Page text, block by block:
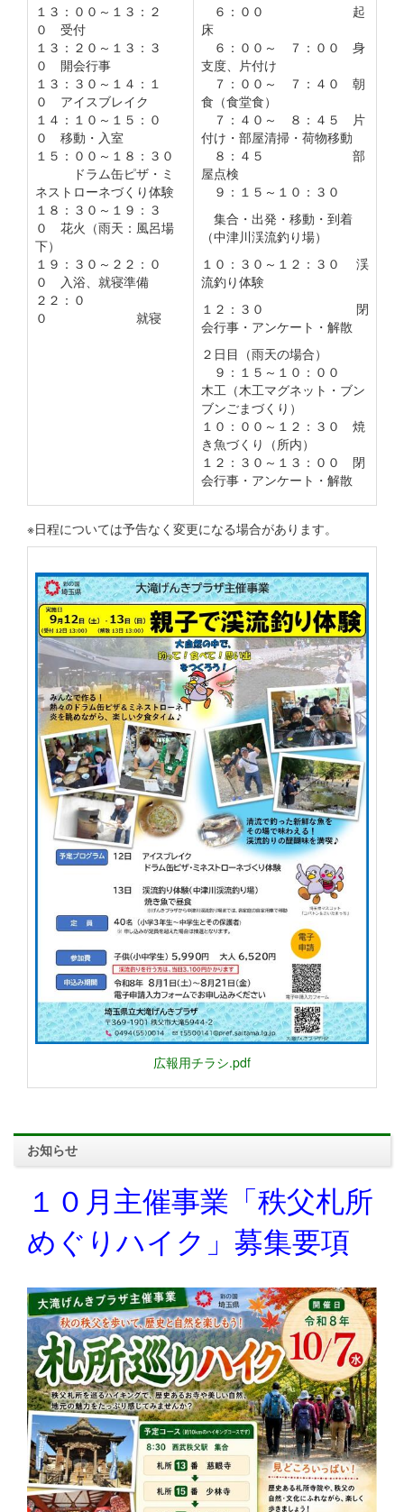
１３：００～１３：２
０ 受付
１３：２０～１３：３
０ 開会行事
１３：３０～１４：１
０ アイスブレイク
１４：１０～１５：０
０ 移動・入室
１５：００～１８：３０
ドラム缶ピザ・ミ
ネストローネづくり体験
１８：３０～１９：３
０ 花火（雨天：風呂場
下）
１９：３０～２２：０
０ 入浴、就寝準備
２２：０
０ 就寝
６：００ 起
床
６：００～ ７：００ 身
支度、片付け
７：００～ ７：４０ 朝
食（食堂食）
７：４０～ ８：４５ 片
付け・部屋清掃・荷物移動
８：４５ 部
屋点検
９：１５～１０：３０
集合・出発・移動・到着
（中津川渓流釣り場）
１０：３０～１２：３０ 渓
流釣り体験
１２：３０ 閉
会行事・アンケート・解散
２日目（雨天の場合）
９：１５～１０：００
木工（木工マグネット・ブン
ブンごまづくり）
１０：００～１２：３０ 焼
き魚づくり（所内）
１２：３０～１３：００ 閉
会行事・アンケート・解散
※日程については予告なく変更になる場合があります。
広報用チラシ.pdf
お知らせ
１０月主催事業「秩父札所
めぐりハイク」募集要項